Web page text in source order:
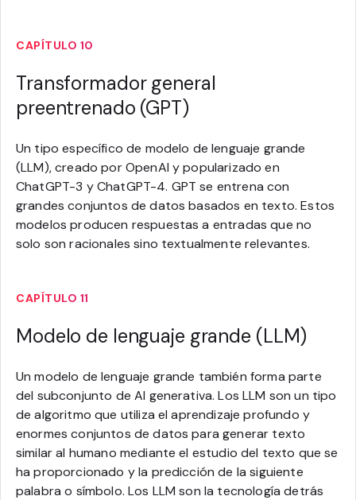
CAPÍTULO 10
Transformador general
preentrenado (GPT)
Un tipo específico de modelo de lenguaje grande
(LLM), creado por OpenAI y popularizado en
ChatGPT-3 y ChatGPT-4. GPT se entrena con
grandes conjuntos de datos basados en texto. Estos
modelos producen respuestas a entradas que no
solo son racionales sino textualmente relevantes.
CAPÍTULO 11
Modelo de lenguaje grande (LLM)
Un modelo de lenguaje grande también forma parte
del subconjunto de AI generativa. Los LLM son un tipo
de algoritmo que utiliza el aprendizaje profundo y
enormes conjuntos de datos para generar texto
similar al humano mediante el estudio del texto que se
ha proporcionado y la predicción de la siguiente
palabra o símbolo. Los LLM son la tecnología detrás